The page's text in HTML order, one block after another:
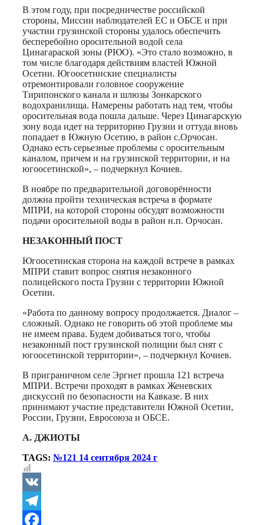
В этом году, при посредничестве российской
стороны, Миссии наблюдателей ЕС и ОБСЕ и при
участии грузинской стороны удалось обеспечить
бесперебойно оросительной водой села
Цинагараской зоны (РЮО). «Это стало возможно, в
том числе благодаря действиям властей Южной
Осетии. Югоосетинские специалисты
отремонтировали головное сооружение
Тирипонского канала и шлюзы Зонкарского
водохранилища. Намерены работать над тем, чтобы
оросительная вода пошла дальше. Через Цинагарскую
зону вода идет на территорию Грузии и оттуда вновь
попадает в Южную Осетию, в район с.Орчосан.
Однако есть серьезные проблемы с оросительным
каналом, причем и на грузинской территории, и на
югоосетинской», – подчеркнул Кочиев.
В ноябре по предварительной договорённости
должна пройти техническая встреча в формате
МПРИ, на которой стороны обсудят возможности
подачи оросительной воды в район н.п. Орчосан.
НЕЗАКОННЫЙ ПОСТ
Югоосетинская сторона на каждой встрече в рамках
МПРИ ставит вопрос снятия незаконного
полицейского поста Грузии с территории Южной
Осетии.
«Работа по данному вопросу продолжается. Диалог –
сложный. Однако не говорить об этой проблеме мы
не имеем права. Будем добиваться того, чтобы
незаконный пост грузинской полиции был снят с
югоосетинской территории», – подчеркнул Кочиев.
В приграничном селе Эргнет прошла 121 встреча
МПРИ. Встречи проходят в рамках Женевских
дискуссий по безопасности на Кавказе. В них
принимают участие представители Южной Осетии,
России, Грузии, Евросоюза и ОБСЕ.
А. ДЖИОТЫ
TAGS: №121 14 сентября 2024 г
VK
Telegram